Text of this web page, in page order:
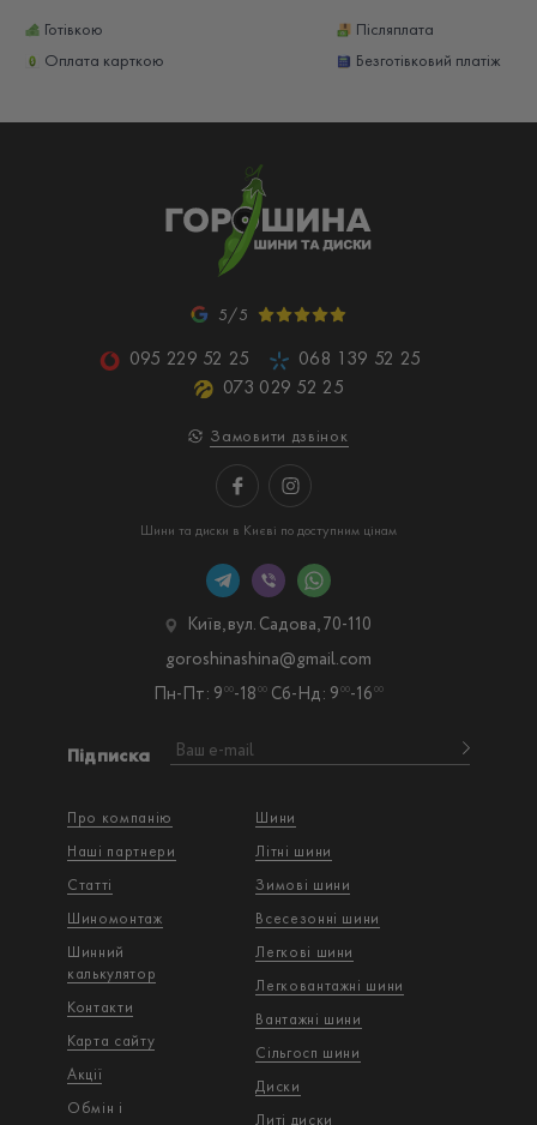
Готівкою
Післяплата
Оплата карткою
Безготівковий платіж
5/5
095 229 52 25
068 139 52 25
073 029 52 25
Замовити дзвінок
Шини та диски в Києві по доступним цінам
Про компанію
Наші партнери
Статті
Шиномонтаж
Шинний
калькулятор
Контакти
Карта сайту
Акції
Обмін і
Шини
Літні шини
Зимові шини
Всесезонні шини
Легкові шини
Легковантажнi шини
Вантажнi шини
Сільгосп шини
Диски
Литі диски
Підписка
Київ, вул. Садова, 70-110
Пн-Пт: 9 00-18 00 Сб-Нд: 9 00-16 00
goroshinashina@gmail.com